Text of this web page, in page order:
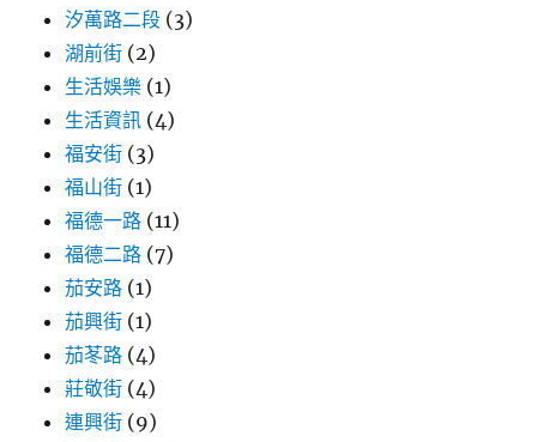
汐萬路二段 (3)
湖前街 (2)
生活娛樂 (1)
生活資訊 (4)
福安街 (3)
福山街 (1)
福德一路 (11)
福德二路 (7)
茄安路 (1)
茄興街 (1)
茄苳路 (4)
莊敬街 (4)
連興街 (9)